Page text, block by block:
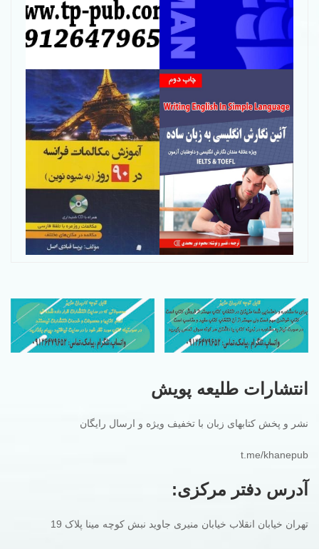
انتشارات طلیعه پویش
نشر و پخش کتابهای زبان با تخفیف ویژه و ارسال رایگان
t.me/khanepub
آدرس دفتر مرکزی:
تهران خیابان انقلاب خیابان منیری جاوید نبش کوچه مینا پلاک 19